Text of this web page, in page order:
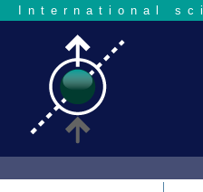
International